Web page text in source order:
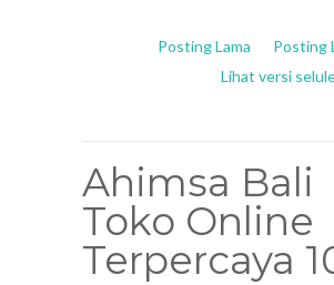
Posting
Posting Lama
Lihat versi
Ahimsa Bali
Toko Online
Terpercaya